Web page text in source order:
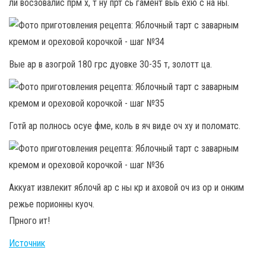
ли восзовалис прм х, т ну прт сь гамент выь ехю с на ны.
Вые ар в азогрой 180 грс дуовке 30-35 т, золотт ца.
Готй ар полнось осуе фме, коль в яч виде оч ху и поломатс.
Аккуат извлекит яблочй ар с ны кр и аховой оч из ор и онким
режье порионны куоч.
Прного ит!
Источник